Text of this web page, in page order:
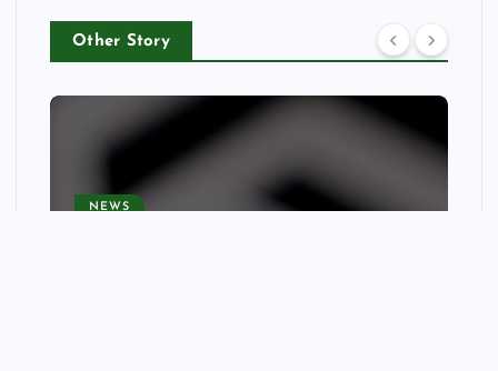
Other Story
NEWS